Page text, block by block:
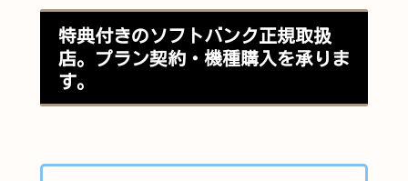
特典付きのソフトバンク正規取扱
店。プラン契約・機種購入を承りま
す。